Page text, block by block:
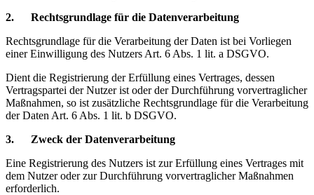
2. Rechtsgrundlage für die Datenverarbeitung
Rechtsgrundlage für die Verarbeitung der Daten ist bei Vorliegen
einer Einwilligung des Nutzers Art. 6 Abs. 1 lit. a DSGVO.
Dient die Registrierung der Erfüllung eines Vertrages, dessen
Vertragspartei der Nutzer ist oder der Durchführung vorvertraglicher
Maßnahmen, so ist zusätzliche Rechtsgrundlage für die Verarbeitung
der Daten Art. 6 Abs. 1 lit. b DSGVO.
3. Zweck der Datenverarbeitung
Eine Registrierung des Nutzers ist zur Erfüllung eines Vertrages mit
dem Nutzer oder zur Durchführung vorvertraglicher Maßnahmen
erforderlich.